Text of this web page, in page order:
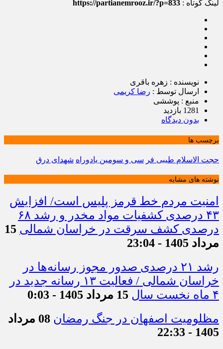
لینک کوتاه : https://partianemrooz.ir/?p=833
نویسنده : زهره باقری
ارسال توسط : رضا کریمی
منبع : پوششی
1281 بازدید
بدون دیدگاه
برچسب ها
حجت الاسلام طیبی فر سی و سومین یادوراه شهدای درق
نوشته های مشابه
امنیت مردم خط قرمز پلیس است/ افزایش
۴۳ درصدی کشفیات مواد مخدر و رشد ۶۸
درصدی کشف سرقت در خراسان شمالی 15
مرداد 1405 - 23:04
رشد ۲۱ درصدی صدور مجوز رسانه‌ها در
خراسان شمالی / فعالیت ۱۳ رسانه جدید در
۴ ماه نخست سال
15 مرداد 1405 - 0:03
مظلومیت اصفهان در جنگ رمضان
08 مرداد
1405 - 22:33